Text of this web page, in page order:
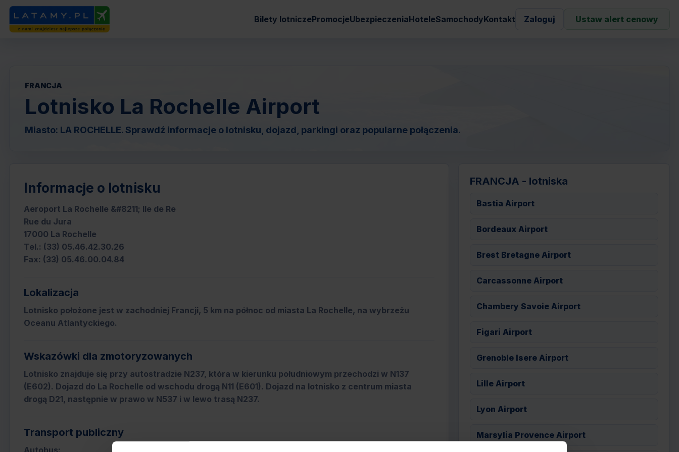
Bilety lotniczePromocjeUbezpieczeniaHoteleSamochodyKontakt Zaloguj Ustaw alert cenowy
FRANCJA
Lotnisko La Rochelle Airport
Miasto: LA ROCHELLE. Sprawdź informacje o lotnisku, dojazd, parkingi oraz popularne połączenia.
Informacje o lotnisku
Aeroport La Rochelle &#8211; Ile de Re
Rue du Jura
17000 La Rochelle
Tel.: (33) 05.46.42.30.26
Fax: (33) 05.46.00.04.84
Lokalizacja
Lotnisko położone jest w zachodniej Francji, 5 km na północ od miasta La Rochelle, na wybrzeżu
Oceanu Atlantyckiego.
Wskazówki dla zmotoryzowanych
Lotnisko znajduje się przy autostradzie N237, która w kierunku południowym przechodzi w N137
(E602). Dojazd do La Rochelle od wschodu drogą N11 (E601). Dojazd na lotnisko z centrum miasta
drogą D21, następnie w prawo w N537 i w lewo trasą N237.
Transport publiczny
Autobus:
FRANCJA - lotniska
Bastia Airport
Bordeaux Airport
Brest Bretagne Airport
Carcassonne Airport
Chambery Savoie Airport
Figari Airport
Grenoble Isere Airport
Lille Airport
Lyon Airport
Marsylia Provence Airport